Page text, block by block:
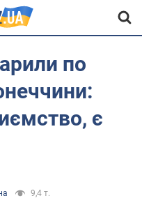
по
є
9,4 т.